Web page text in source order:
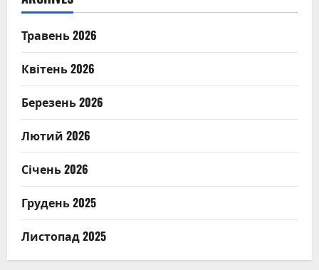
Травень 2026
Квітень 2026
Березень 2026
Лютий 2026
Січень 2026
Грудень 2025
Листопад 2025